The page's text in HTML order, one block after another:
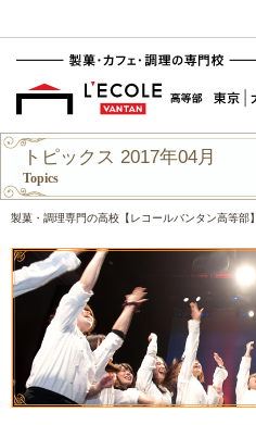
トピックス 2017年04月
Topics
製菓・調理専門の高校【レコールバンタン高等部】